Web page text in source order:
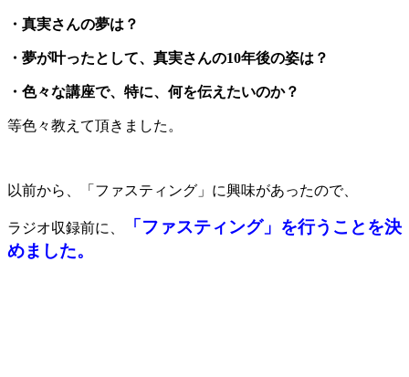
・真実さんの夢は？
・夢が叶ったとして、真実さんの10年後の姿は？
・色々な講座で、特に、何を伝えたいのか？
等色々教えて頂きました。
以前から、「ファスティング」に興味があったので、
ラジオ収録前に、
「ファスティング」を行うことを決
めました。